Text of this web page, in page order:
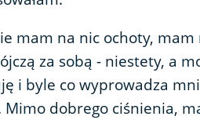
mam na nic ochoty,
za sobą - niestety, a
i byle co wyprowadza
Mimo dobrego ciśnienia,